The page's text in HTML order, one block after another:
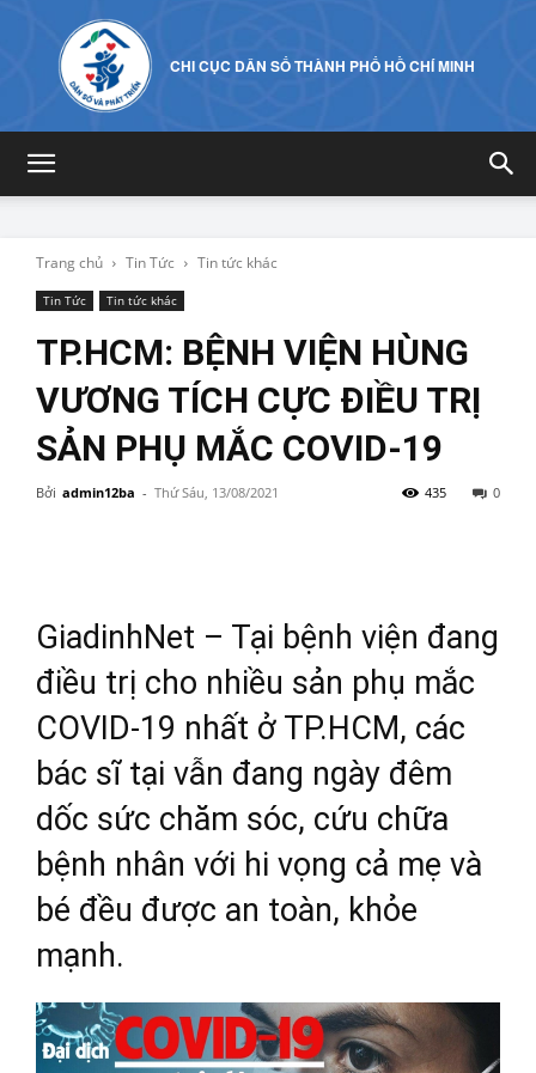
CHI CỤC DÂN SỐ THÀNH PHỐ HỒ CHÍ MINH
Trang chủ Tin Tức Tin tức khác
Tin Tức Tin tức khác
TP.HCM: BỆNH VIỆN HÙNG
VƯƠNG TÍCH CỰC ĐIỀU TRỊ
SẢN PHỤ MẮC COVID-19
Bởi admin12ba - Thứ Sáu, 13/08/2021 0
435
GiadinhNet – Tại bệnh viện đang
điều trị cho nhiều sản phụ mắc
COVID-19 nhất ở TP.HCM, các
bác sĩ tại vẫn đang ngày đêm
dốc sức chăm sóc, cứu chữa
bệnh nhân với hi vọng cả mẹ và
bé đều được an toàn, khỏe
mạnh.